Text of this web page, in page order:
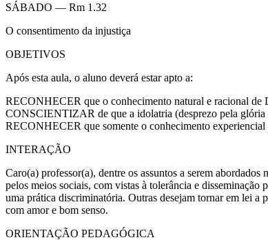
SÁBADO — Rm 1.32
O consentimento da injustiça
OBJETIVOS
Após esta aula, o aluno deverá estar apto a:
RECONHECER que o conhecimento natural e racional de
CONSCIENTIZAR de que a idolatria (desprezo pela glória
RECONHECER que somente o conhecimento
INTERAÇÃO
Caro(a) professor(a), dentre os assuntos a serem
pelos meios sociais, com vistas à tolerância e disseminação
uma prática discriminatória. Outras desejam tornar em lei a
com amor e bom senso.
ORIENTAÇÃO PEDAGÓGICA